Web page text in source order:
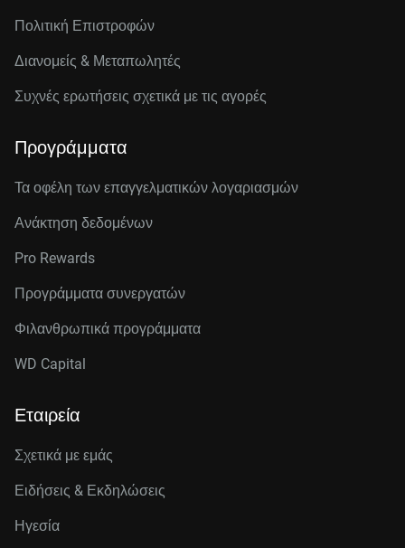
Πολιτική Επιστροφών
Διανομείς & Μεταπωλητές
Συχνές ερωτήσεις σχετικά με τις αγορές
Προγράμματα
Τα οφέλη των επαγγελματικών λογαριασμών
Ανάκτηση δεδομένων
Pro Rewards
Προγράμματα συνεργατών
Φιλανθρωπικά προγράμματα
WD Capital
Εταιρεία
Σχετικά με εμάς
Ειδήσεις & Εκδηλώσεις
Ηγεσία